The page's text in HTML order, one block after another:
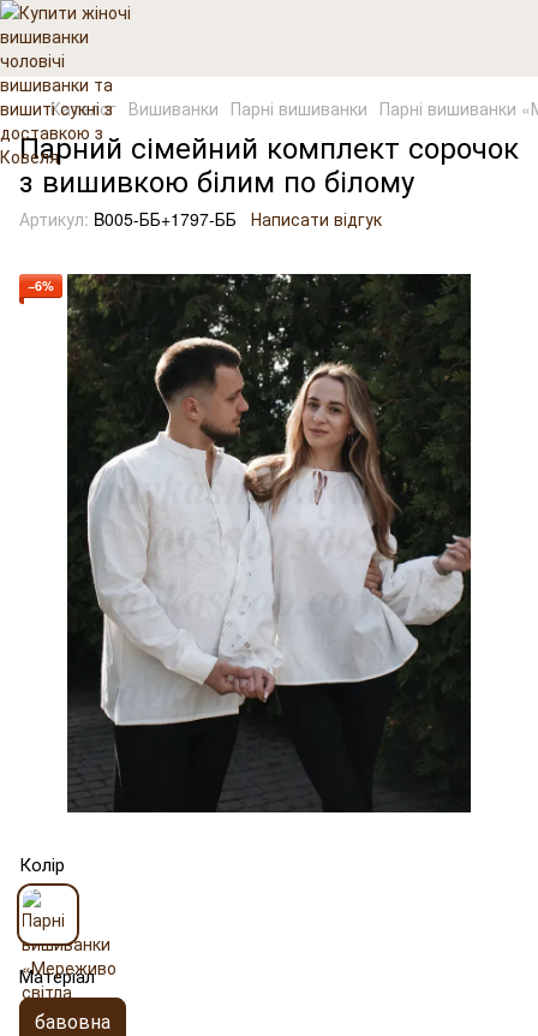
Каталог Вишиванки Парні вишиванки Парні вишиванки
Парний сімейний комплект сорочок
з вишивкою білим по білому
Артикул: B005-ББ+1797-ББ Написати відгук
−6%
Колір
Матеріал
бавовна